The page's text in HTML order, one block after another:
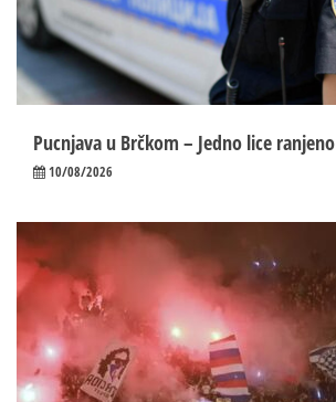
Pucnjava u Brčkom – Jedno lice ranjeno
10/08/2026